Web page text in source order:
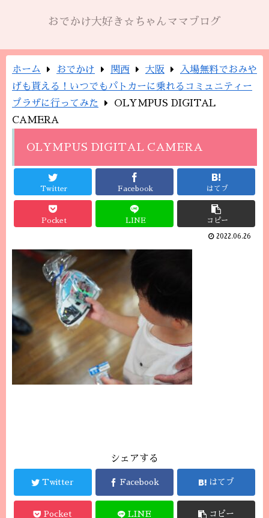
おでかけ大好き☆ちゃんママブログ
ホーム おでかけ 関西 大阪
入場無料でおみや
げも貰える！いつでもパトカーに乗れるコミュニティー
プラザに行ってみた
OLYMPUS DIGITAL
CAMERA
OLYMPUS DIGITAL CAMERA
Twitter Facebook はてブ
Pocket LINE コピー
2022.06.26
シェアする
Twitter Facebook はてブ
Pocket LINE コピー